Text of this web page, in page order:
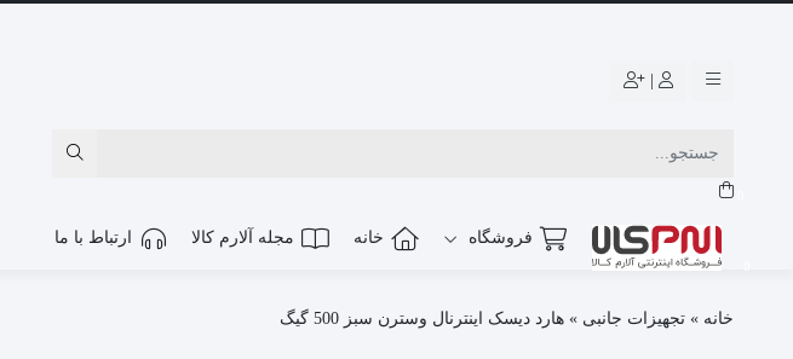
فروشگاه خانه مجله آلارم کالا ارتباط با ما
خانه » تجهیزات جانبی » هارد دیسک اینترنال وسترن سبز 500 گیگ